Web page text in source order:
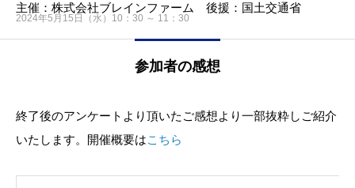
主催：株式会社ブレインファーム 後援：国土交通省
2024年5月15日（水）10：30 ～ 11：30
参加者の感想
終了後のアンケートより頂いたご感想より一部抜粋しご紹介
いたします。開催概要はこちら